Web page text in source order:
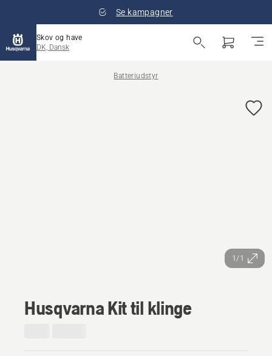
Se kampagner
Skov og have
DK, Dansk
Batteriudstyr
1/1
Husqvarna Kit til klinge